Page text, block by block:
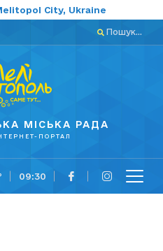
City, Ukraine
Пошук...
МІСЬКА РАДА
ПОРТАЛ
09:30